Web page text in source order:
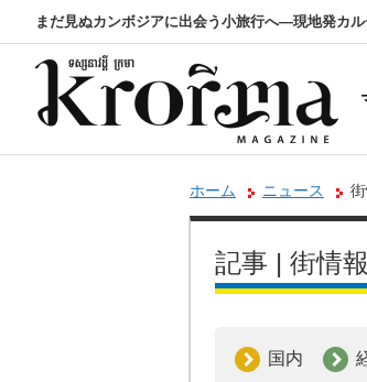
まだ見ぬカンボジアに出会う小旅行へ―現地発カ
ホーム ニュース
記事 | 街情報
国内